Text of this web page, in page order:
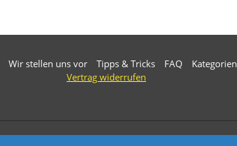
Wir stellen uns vor Tipps & Tricks FAQ
Kategorien
Vertrag widerrufen